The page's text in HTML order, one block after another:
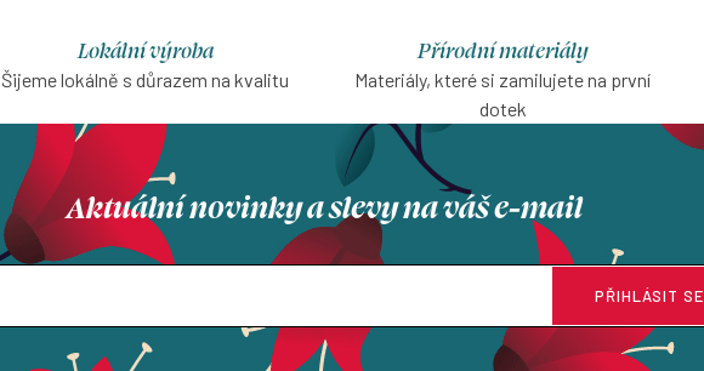
Lokální výroba
Šijeme lokálně s důrazem na kvalitu
Přírodní materiály
Materiály, které si zamilujete na první
dotek
Aktuální novinky a slevy na váš e-mail
PŘIHLÁSIT SE